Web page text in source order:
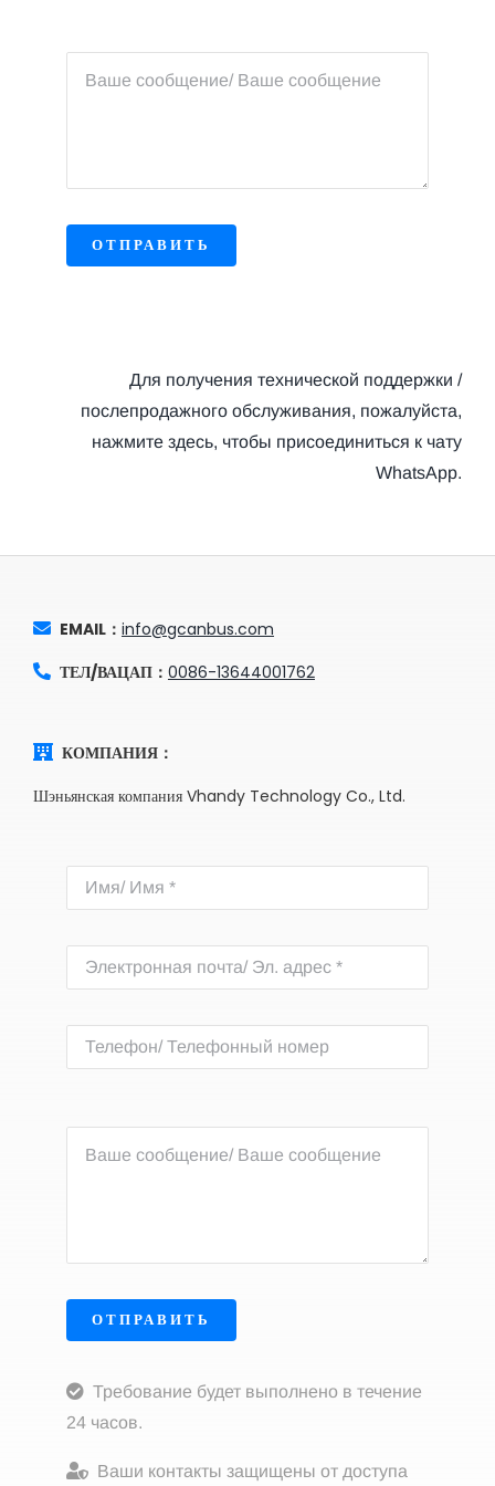
ОТПРАВИТЬ
Для получения технической поддержки /
послепродажного обслуживания, пожалуйста,
нажмите здесь, чтобы присоединиться к чату
WhatsApp.
EMAIL： info@gcanbus.com
ТЕЛ/ВАЦАП： 0086-13644001762
КОМПАНИЯ：
Шэньянская компания Vhandy Technology Co., Ltd.
ОТПРАВИТЬ
Требование будет выполнено в течение
24 часов.
Ваши контакты защищены от доступа